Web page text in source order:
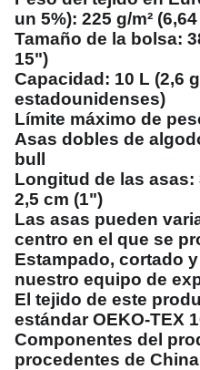
un 5%): 225 g/m²
Tamaño de la bolsa:
15")
Capacidad: 10 L (2,6
estadounidenses)
Límite máximo de
Asas dobles de
bull
Longitud de las asas:
2,5 cm (1")
Las asas pueden
centro en el que se
Estampado, cortado
nuestro equipo de
El tejido de este
estándar OEKO-TEX
Componentes del
procedentes de China